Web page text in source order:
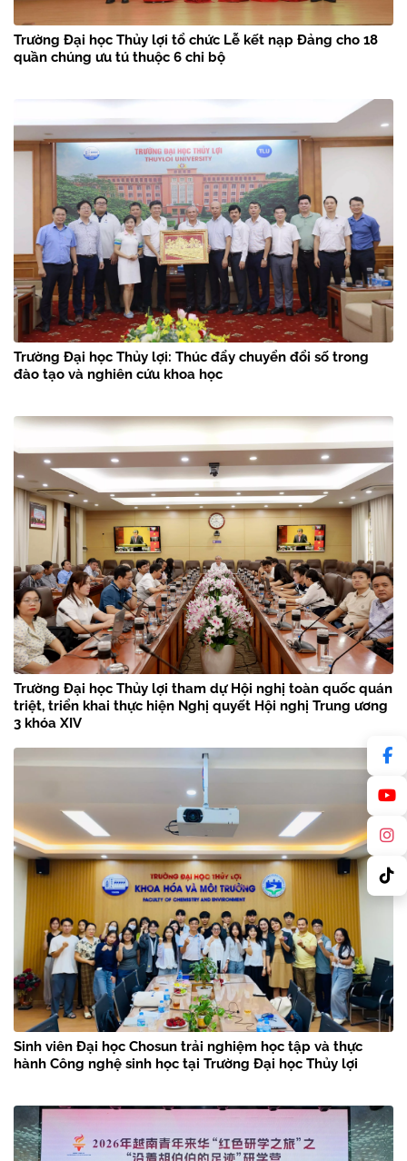
Trường Đại học Thủy lợi tổ chức Lễ kết nạp Đảng cho 18
quần chúng ưu tú thuộc 6 chi bộ
Trường Đại học Thủy lợi: Thúc đẩy chuyển đổi số trong
đào tạo và nghiên cứu khoa học
Trường Đại học Thủy lợi tham dự Hội nghị toàn quốc quán
triệt, triển khai thực hiện Nghị quyết Hội nghị Trung ương
3 khóa XIV
Sinh viên Đại học Chosun trải nghiệm học tập và thực
hành Công nghệ sinh học tại Trường Đại học Thủy lợi